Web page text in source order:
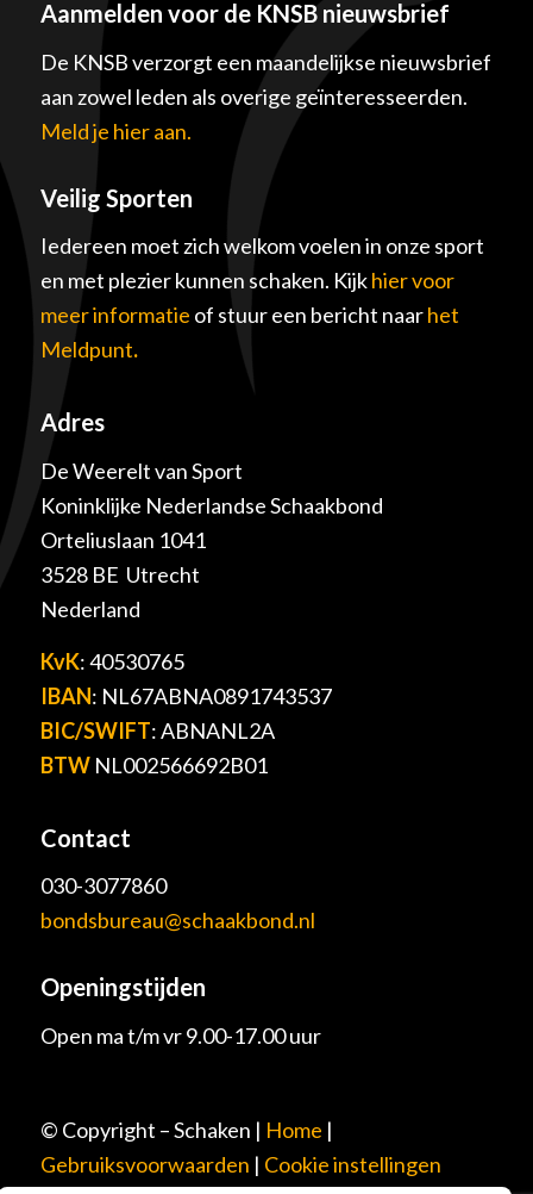
Aanmelden voor de KNSB nieuwsbrief
De KNSB verzorgt een maandelijkse nieuwsbrief
aan zowel leden als overige geïnteresseerden.
Meld je hier aan.
Veilig Sporten
Iedereen moet zich welkom voelen in onze sport
en met plezier kunnen schaken. Kijkhier voor
meer informatie of stuur een bericht naarhet
Meldpunt.
Adres
De Weerelt van Sport
Koninklijke Nederlandse Schaakbond
Orteliuslaan 1041
3528 BE Utrecht
Nederland
KvK: 40530765
IBAN: NL67ABNA0891743537
BIC/SWIFT: ABNANL2A
BTWNL002566692B01
Contact
030-3077860
bondsbureau@schaakbond.nl
Openingstijden
Open ma t/m vr 9.00-17.00 uur
© Copyright – Schaken | Home |
Gebruiksvoorwaarden | Cookie instellingen